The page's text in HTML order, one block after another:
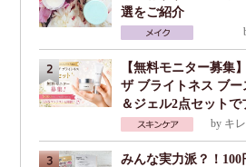
選をご紹介
【無料モニター募集
ザ ブライトネス ブー
＆ジェル2点セットで
by キ
みんな実力派？！100